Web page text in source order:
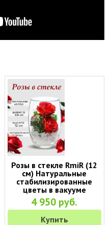
Розы в стекле RmiR (12
см) Натуральные
стабилизированные
цветы в вакууме
4 950 руб.
Купить